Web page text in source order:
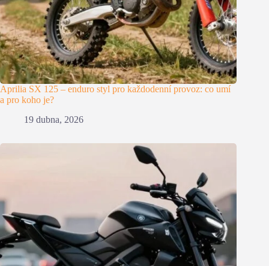
Aprilia SX 125 – enduro styl pro každodenní provoz: co umí
a pro koho je?
19 dubna, 2026